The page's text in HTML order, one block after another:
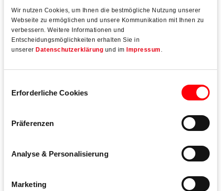
Wir nutzen Cookies, um Ihnen die bestmögliche Nutzung unserer
Webseite zu ermöglichen und unsere Kommunikation mit Ihnen zu
verbessern. Weitere Informationen und
Entscheidungsmöglichkeiten erhalten Sie in
unserer Datenschutzerklärung und im Impressum .
Erforderliche Cookies
Präferenzen
Analyse & Personalisierung
Marketing
dokumentiert der Hersteller an einigen Beispielen aus
dem gesamten Portfolio.